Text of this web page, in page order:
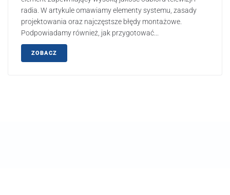
radia. W artykule omawiamy elementy systemu, zasady
projektowania oraz najczęstsze błędy montażowe.
Podpowiadamy również, jak przygotować...
ZOBACZ